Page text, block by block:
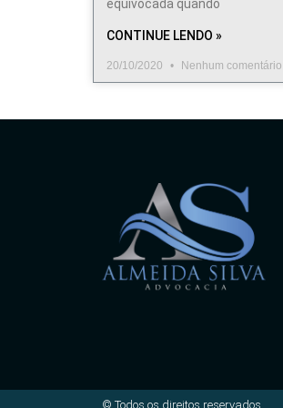
equivocada quando
CONTINUE LENDO »
20/10/2020 Nenhum comentário
© Todos os direitos reservados